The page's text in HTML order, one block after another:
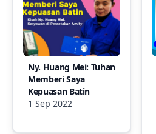
Ny. Huang Mei: Tuhan
Memberi Saya
Kepuasan Batin
1 Sep 2022